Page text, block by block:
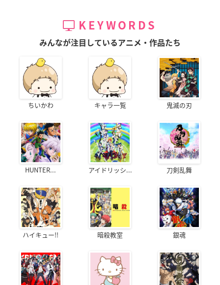
KEYWORDS
みんなが注目しているアニメ・作品たち
ちいかわ キャラ一覧 鬼滅の刃
HUNTER... アイドリッシ... 刀剣乱舞
ハイキュー!! 暗殺教室 銀魂